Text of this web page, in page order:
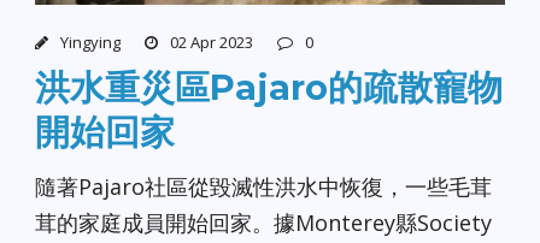
Yingying 02 Apr 2023 0
洪水重災區Pajaro的疏散寵物
開始回家
隨著Pajaro社區從毀滅性洪水中恢復，一些毛茸
茸的家庭成員開始回家。據Monterey縣Society